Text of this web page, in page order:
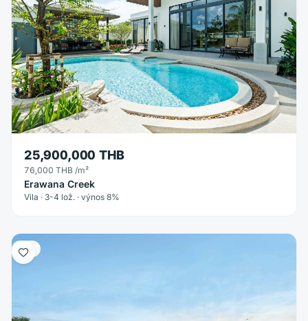
25,900,000 THB
76,000 THB /m²
Erawana Creek
Vila · 3-4 lož. · výnos 8%
Vila